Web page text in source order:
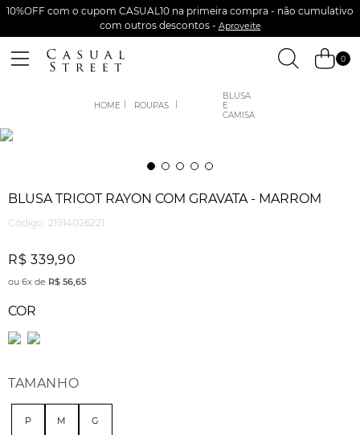
10%OFF com o cupom CASUAL10 na primeira compra - não cumulativo
com outros descontos - Aproveite
0
ROUPAS
BLUSA
E
CAMISA
BLUSA TRICOT RAYON COM GRAVATA - MARROM
Código: 21914026221
R$ 339,90
ou 6x de R$ 56,65
TAMANHO
P M G